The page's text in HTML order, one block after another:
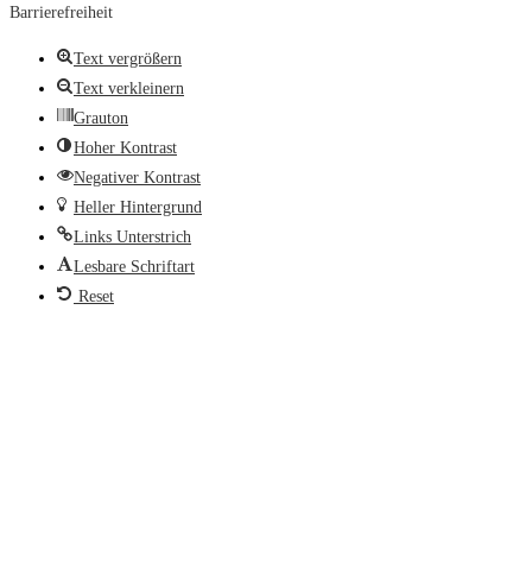
Barrierefreiheit
Text vergrößern
Text verkleinern
Grauton
Hoher Kontrast
Negativer Kontrast
Heller Hintergrund
Links Unterstrich
Lesbare Schriftart
Reset